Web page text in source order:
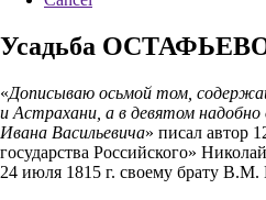
Усадьба ОСТАФЬЕВО
«Дописываю осьмой том,
и Астрахани, а в девятом
Ивана Васильевича» писал автор
государства Российского»
24 июля 1815 г. своему брату В.М.